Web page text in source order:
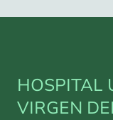
HOSPITAL
VIRGEN